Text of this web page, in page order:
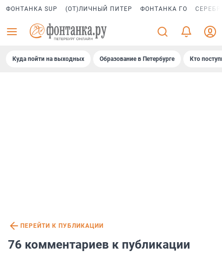
ФОНТАНКА SUP (ОТ)ЛИЧНЫЙ ПИТЕР ФОНТАНКА ГО
Куда пойти на выходных Образование в Петербурге Кто
ПЕРЕЙТИ К ПУБЛИКАЦИИ
76 комментариев к публикации